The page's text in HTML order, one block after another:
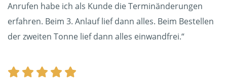
Anrufen habe ich als Kunde die Terminänderungen
erfahren. Beim 3. Anlauf lief dann alles. Beim Bestellen
der zweiten Tonne lief dann alles einwandfrei.“